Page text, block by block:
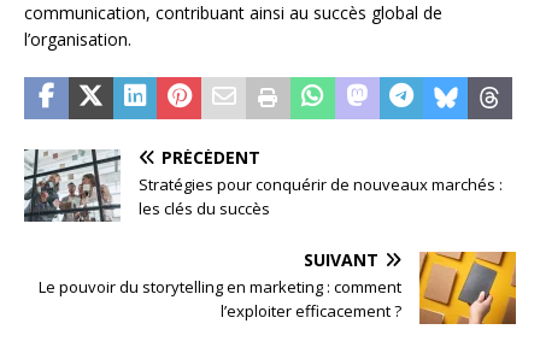
communication, contribuant ainsi au succès global de
l’organisation.
PRÉCÉDENT
Stratégies pour conquérir de nouveaux marchés :
les clés du succès
SUIVANT
Le pouvoir du storytelling en marketing : comment
l’exploiter efficacement ?